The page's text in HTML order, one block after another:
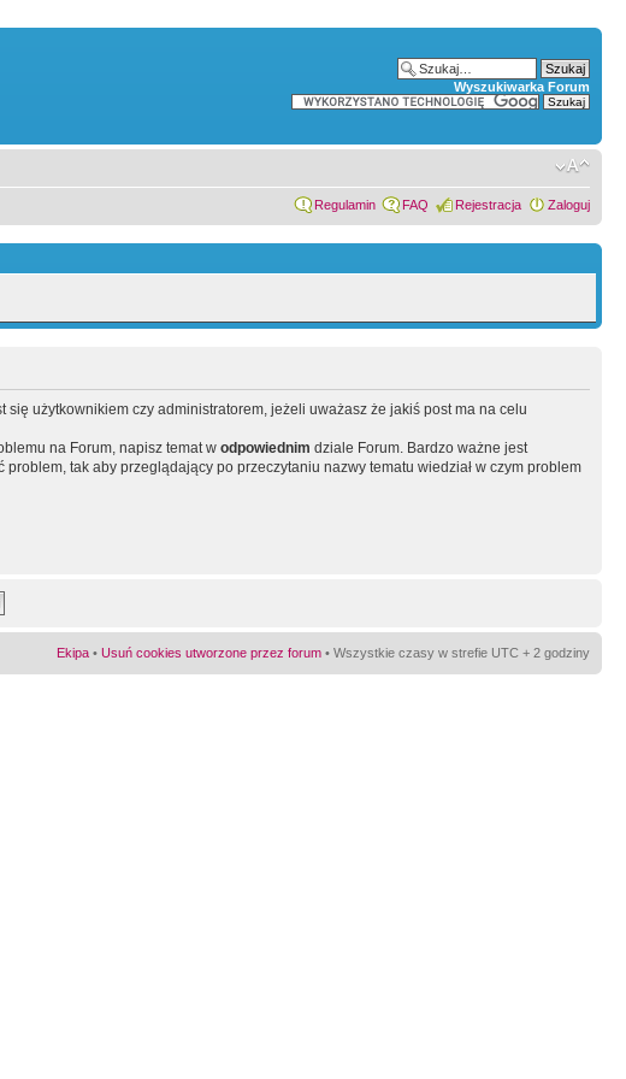
Wyszukiwarka Forum
Regulamin FAQ Rejestracja Zaloguj
się użytkownikiem czy administratorem, jeżeli uważasz że jakiś post ma na celu
na Forum, napisz temat w odpowiednim dziale Forum. Bardzo ważne jest
tak aby przeglądający po przeczytaniu nazwy tematu wiedział w czym problem
Ekipa • Usuń cookies utworzone przez forum • Wszystkie czasy w strefie UTC + 2 godziny